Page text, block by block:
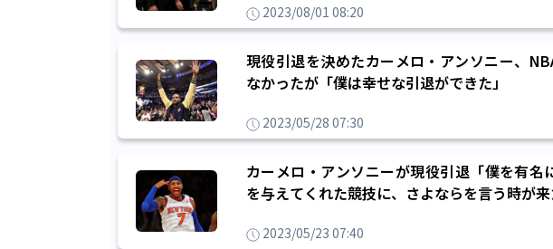
2023/08/01 08:20
現役引退を決めたカーメロ・アンソニー、
なかったが「僕は幸せな引退ができた」
2023/05/28 07:30
カーメロ・アンソニーが現役引退「僕を有名
を与えてくれた競技に、さよならを言う時が来
2023/05/23 07:40